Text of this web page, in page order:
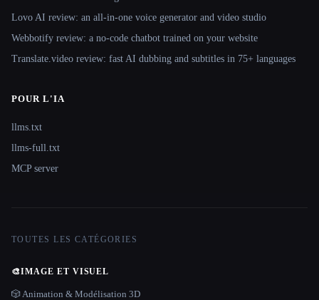
Lovo AI review: an all-in-one voice generator and video studio
Webbotify review: a no-code chatbot trained on your website
Translate.video review: fast AI dubbing and subtitles in 75+ languages
POUR L'IA
llms.txt
llms-full.txt
MCP server
TOUTES LES CATÉGORIES
🎨IMAGE ET VISUEL
🎲 Animation & Modélisation 3D